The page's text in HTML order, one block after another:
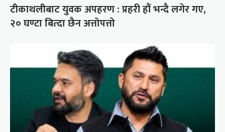
टीकाथलीबाट युवक अपहरण : प्रहरी हौं भन्दै लगेर गए,
२० घण्टा बित्दा छैन अत्तोपत्तो